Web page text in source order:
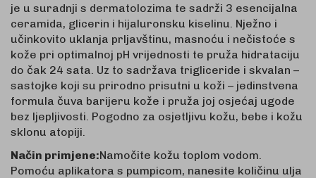
je u suradnji s dermatolozima te sadrži 3 esencijalna
ceramida, glicerin i hijaluronsku kiselinu. Nježno i
učinkovito uklanja prljavštinu, masnoću i nečistoće s
kože pri optimalnoj pH vrijednosti te pruža hidrataciju
do čak 24 sata. Uz to sadržava trigliceride i skvalan –
sastojke koji su prirodno prisutni u koži – jedinstvena
formula čuva barijeru kože i pruža joj osjećaj ugode
bez ljepljivosti. Pogodno za osjetljivu kožu, bebe i kožu
sklonu atopiji.
Način primjene:Namočite kožu toplom vodom.
Pomoću aplikatora s pumpicom, nanesite količinu ulja